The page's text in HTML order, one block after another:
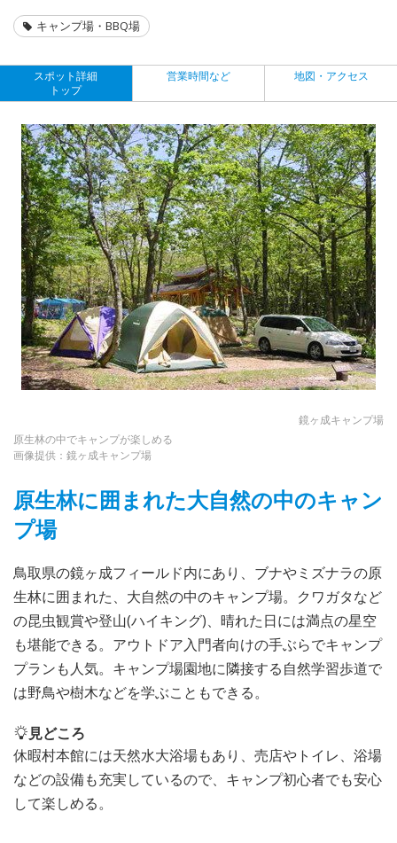
キャンプ場・BBQ場
スポット詳細
トップ
営業時間など 地図・アクセス
鏡ヶ成キャンプ場
原生林の中でキャンプが楽しめる
画像提供：鏡ヶ成キャンプ場
原生林に囲まれた大自然の中のキャン
プ場
鳥取県の鏡ヶ成フィールド内にあり、ブナやミズナラの原
生林に囲まれた、大自然の中のキャンプ場。クワガタなど
の昆虫観賞や登山(ハイキング)、晴れた日には満点の星空
も堪能できる。アウトドア入門者向けの手ぶらでキャンプ
プランも人気。キャンプ場園地に隣接する自然学習歩道で
は野鳥や樹木などを学ぶこともできる。
見どころ
休暇村本館には天然水大浴場もあり、売店やトイレ、浴場
などの設備も充実しているので、キャンプ初心者でも安心
して楽しめる。